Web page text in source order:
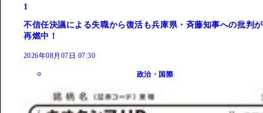
1
不信任決議による失職から復活も兵庫県・斉藤知事への批判が
再燃中！
2026年08月07日 07:30
政治・国際